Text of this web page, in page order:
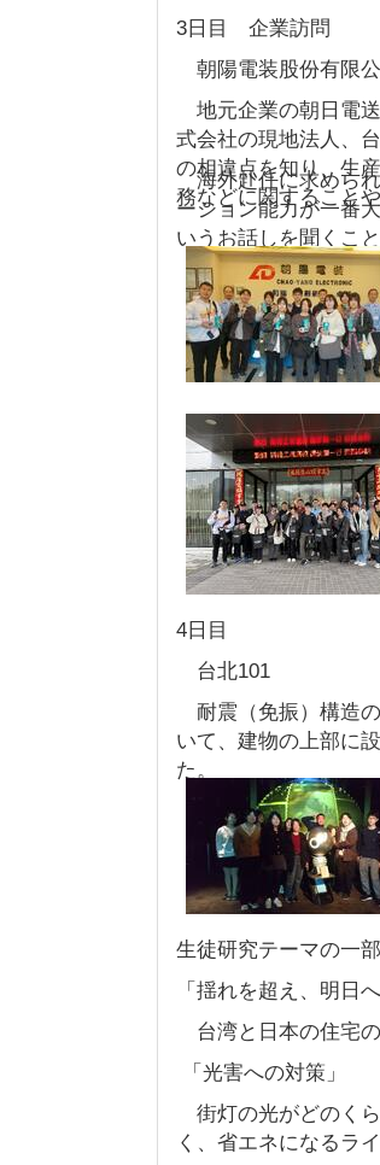
3日目 企業訪問
朝陽電装股份有限
地元企業の朝日電
式会社の現地法人、
の相違点を知り、生
務などに関すること
海外赴任に求められ
ーション能力が一番
いうお話しを聞くこ
4日目
台北101
耐震（免振）構造
いて、建物の上部に
た。
生徒研究テーマの一部
「揺れを超え、明日
台湾と日本の住宅
「光害への対策」
街灯の光がどのく
く、省エネになるラ